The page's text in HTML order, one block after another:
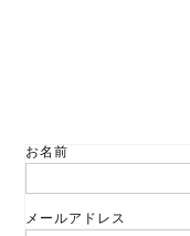
お名前
メールアドレス